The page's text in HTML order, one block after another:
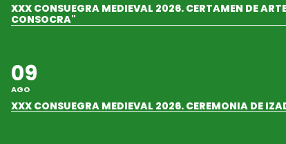
XXX CONSUEGRA MEDIEVAL 2026. CERTAMEN DE
CONSOCRA"
09
AGO
XXX CONSUEGRA MEDIEVAL 2026. CEREMONIA DE